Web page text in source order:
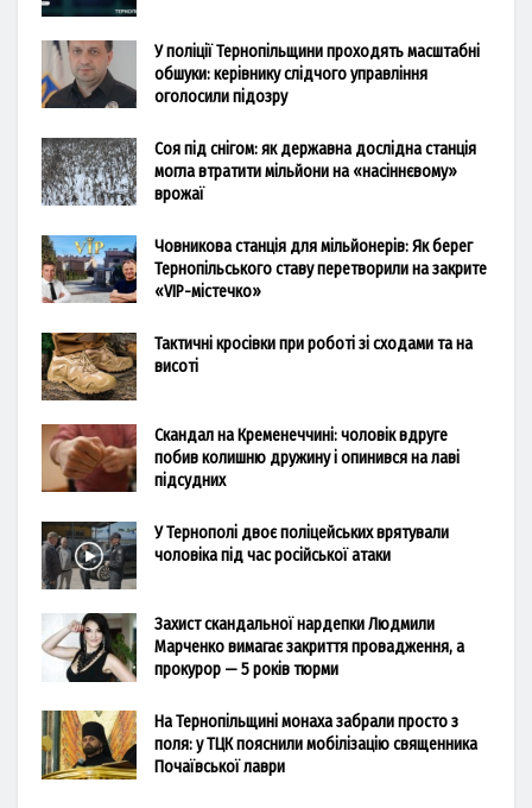
У поліції Тернопільщини проходять масштабні
обшуки: керівнику слідчого управління
оголосили підозру
Соя під снігом: як державна дослідна станція
могла втратити мільйони на «насіннєвому»
врожаї
Човникова станція для мільйонерів: Як берег
Тернопільського ставу перетворили на закрите
«VIP-містечко»
Тактичні кросівки при роботі зі сходами та на
висоті
Скандал на Кременеччині: чоловік вдруге
побив колишню дружину і опинився на лаві
підсудних
У Тернополі двоє поліцейських врятували
чоловіка під час російської атаки
Захист скандальної нардепки Людмили
Марченко вимагає закриття провадження, а
прокурор — 5 років тюрми
На Тернопільщині монаха забрали просто з
поля: у ТЦК пояснили мобілізацію священника
Почаївської лаври